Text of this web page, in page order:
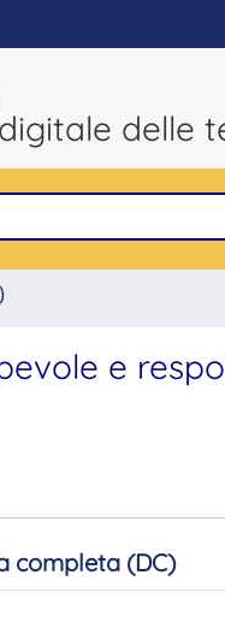
delle
e
completa (DC)